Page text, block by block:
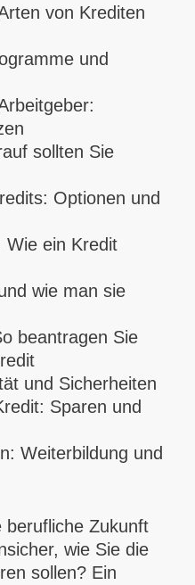
von Krediten
und
sollten Sie
Optionen und
Wie ein Kredit
wie man sie
beantragen Sie
und Sicherheiten
Sparen und
Weiterbildung und
berufliche Zukunft
wie Sie die
sollen? Ein